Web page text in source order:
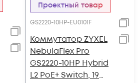
Проектный товар
GS2220-10HP-EU0101F
Коммутатор ZYXEL
NebulaFlex Pro
GS2220-10HP Hybrid
L2 PoE+ Switch, 19